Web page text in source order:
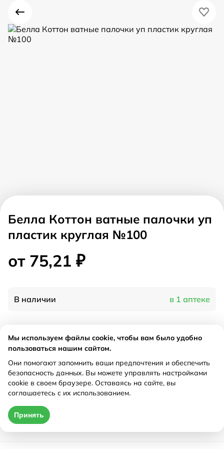
Белла Коттон ватные палочки уп
пластик круглая №100
от 75,21 ₽
В наличии в 1 аптеке
Характеристики
Рецепт
Не требуется
Мы используем файлы cookie, чтобы вам было удобно
пользоваться нашим сайтом.
Они помогают запомнить ваши предпочтения и обеспечить
безопасность данных. Вы можете управлять настройками
cookie в своем браузере. Оставаясь на сайте, вы
соглашаетесь с их использованием.
Принять